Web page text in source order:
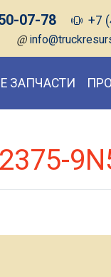
07-78 +7
@
ЗАПЧАСТИ